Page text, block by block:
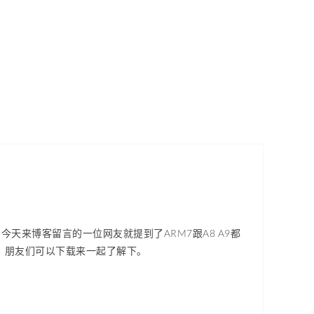
天来博客留言的一位网友就提到了ARM7跟A8 A9都
友们可以下载来一起了解下。